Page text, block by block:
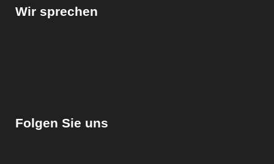
Wir sprechen
Folgen Sie uns